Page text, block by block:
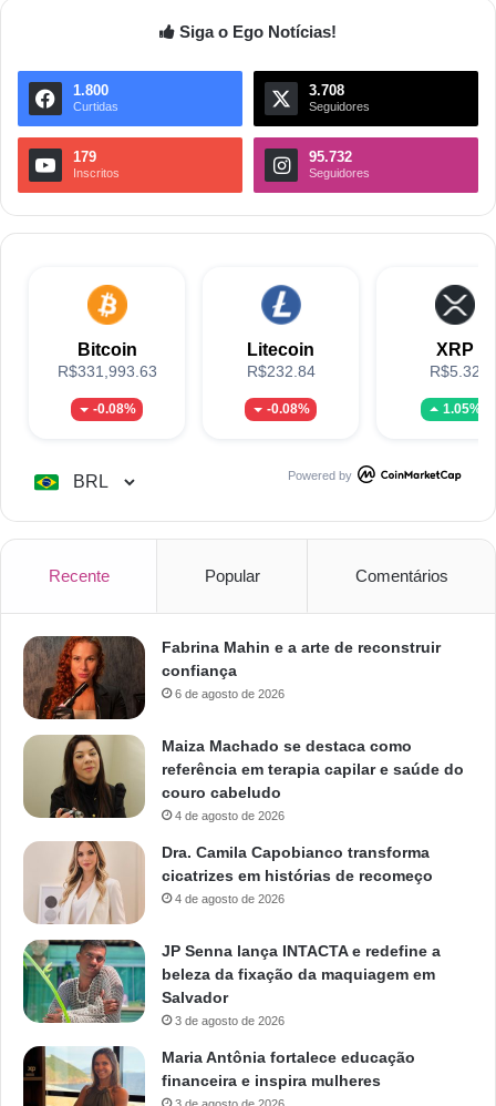
Siga o Ego Notícias!
1.800
Curtidas
3.708
Seguidores
179
Inscritos
95.732
Seguidores
Bitcoin
R$331,993.63
-0.08%
Litecoin
R$232.84
-0.08%
XRP
R$5.32
1.05%
Powered by
Recente Popular Comentários
Fabrina Mahin e a arte de reconstruir
confiança
6 de agosto de 2026
Maiza Machado se destaca como
referência em terapia capilar e saúde do
couro cabeludo
4 de agosto de 2026
Dra. Camila Capobianco transforma
cicatrizes em histórias de recomeço
4 de agosto de 2026
JP Senna lança INTACTA e redefine a
beleza da fixação da maquiagem em
Salvador
3 de agosto de 2026
Maria Antônia fortalece educação
financeira e inspira mulheres